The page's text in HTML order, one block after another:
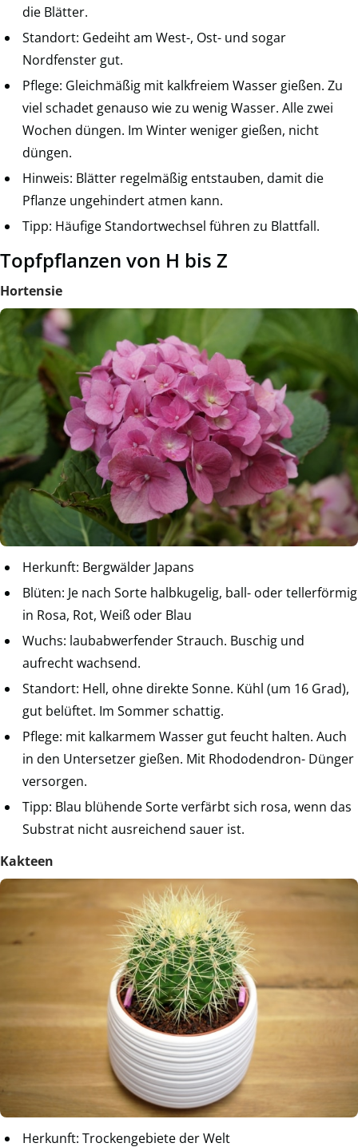
die Blätter.
Standort: Gedeiht am West-, Ost- und sogar
Nordfenster gut.
Pflege: Gleichmäßig mit kalkfreiem Wasser gießen. Zu
viel schadet genauso wie zu wenig Wasser. Alle zwei
Wochen düngen. Im Winter weniger gießen, nicht
düngen.
Hinweis: Blätter regelmäßig entstauben, damit die
Pflanze ungehindert atmen kann.
Tipp: Häufige Standortwechsel führen zu Blattfall.
Topfpflanzen von H bis Z
Hortensie
Herkunft: Bergwälder Japans
Blüten: Je nach Sorte halbkugelig, ball- oder tellerförmig
in Rosa, Rot, Weiß oder Blau
Wuchs: laubabwerfender Strauch. Buschig und
aufrecht wachsend.
Standort: Hell, ohne direkte Sonne. Kühl (um 16 Grad),
gut belüftet. Im Sommer schattig.
Pflege: mit kalkarmem Wasser gut feucht halten. Auch
in den Untersetzer gießen. Mit Rhododendron- Dünger
versorgen.
Tipp: Blau blühende Sorte verfärbt sich rosa, wenn das
Substrat nicht ausreichend sauer ist.
Kakteen
Herkunft: Trockengebiete der Welt